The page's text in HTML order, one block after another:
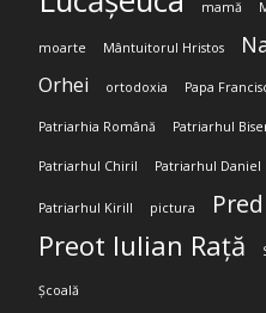
mamă
moarte Mântuitorul Hristos
Orhei ortodoxia Papa
Patriarhia Română Patriarhul
Patriarhul Chiril Patriarhul Daniel
Patriarhul Kirill pictura
Preot Iulian Rață
Școală